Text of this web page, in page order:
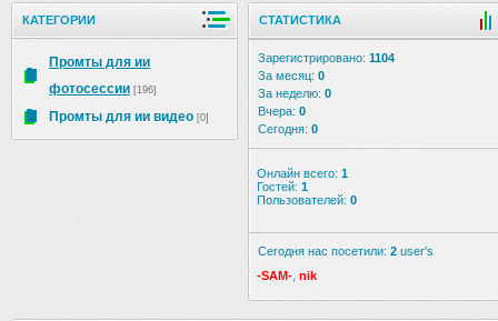
КАТЕГОРИИ
Промты для ии
фотосессии [196]
Промты для ии видео [0]
СТАТИСТИКА
Зарегистрировано: 1104
За месяц: 0
За неделю: 0
Вчера: 0
Сегодня: 0
Онлайн всего: 1
Гостей: 1
Пользователей: 0
Сегодня нас посетили: 2 user's
-SAM- nik